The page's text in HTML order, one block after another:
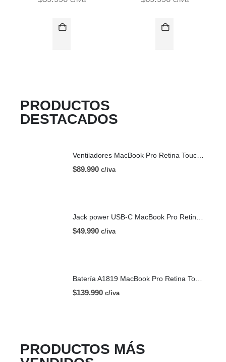
PRODUCTOS
DESTACADOS
$89.990 c/iva
$49.990 c/iva
$139.990 c/iva
PRODUCTOS MÁS